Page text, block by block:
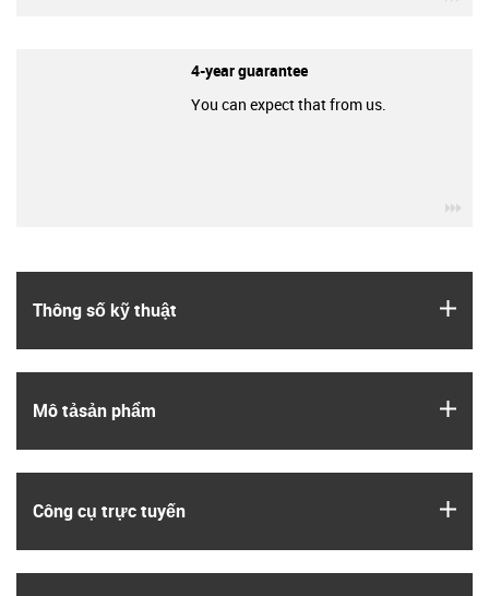
Thông số kỹ thuật
Mô tả­sản phẩm
Công cụ trực tuyến
4-year guarantee
You can expect that from us.